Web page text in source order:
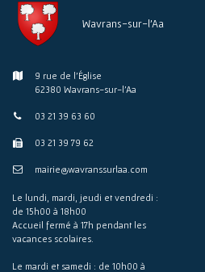
Wavrans-sur-l'Aa
9 rue de l'Église
62380 Wavrans-sur-l'Aa
03 21 39 63 60
03 21 39 79 62
mairie@wavranssurlaa.com
Le lundi, mardi, jeudi et vendredi :
de 15h00 à 18h00
Accueil fermé à 17h pendant les
vacances scolaires.
Le mardi et samedi : de 10h00 à